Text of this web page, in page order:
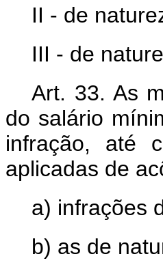
II - de
III - de
Art. 33. As
do salário
infração, até
aplicadas de
a) infrações
b) as de